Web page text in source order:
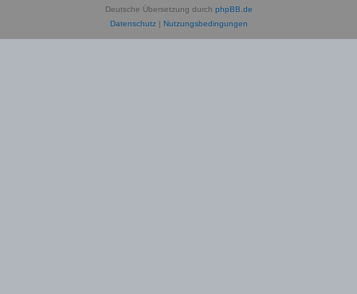
Deutsche Übersetzung durch phpBB.de
Datenschutz| Nutzungsbedingungen